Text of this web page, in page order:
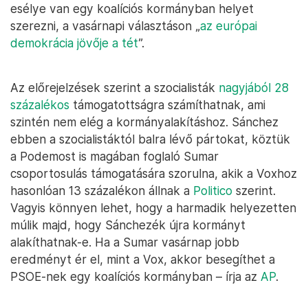
esélye van egy koalíciós kormányban helyet
szerezni, a vasárnapi választáson „az európai
demokrácia jövője a tét”.
Az előrejelzések szerint a szocialisták nagyjából 28
százalékos támogatottságra számíthatnak, ami
szintén nem elég a kormányalakításhoz. Sánchez
ebben a szocialistáktól balra lévő pártokat, köztük
a Podemost is magában foglaló Sumar
csoportosulás támogatására szorulna, akik a Voxhoz
hasonlóan 13 százalékon állnak a Politico szerint.
Vagyis könnyen lehet, hogy a harmadik helyezetten
múlik majd, hogy Sánchezék újra kormányt
alakíthatnak-e. Ha a Sumar vasárnap jobb
eredményt ér el, mint a Vox, akkor besegíthet a
PSOE-nek egy koalíciós kormányban – írja az AP.